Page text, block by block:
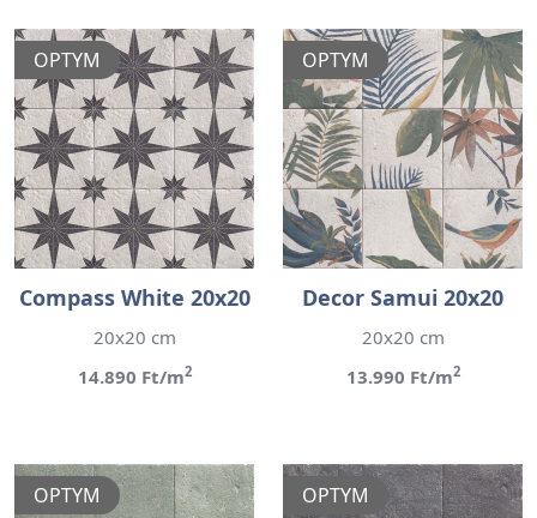
OPTYM
Compass White 20x20
20x20 cm
14.890 Ft/m2
OPTYM
Decor Samui 20x20
20x20 cm
13.990 Ft/m2
OPTYM OPTYM